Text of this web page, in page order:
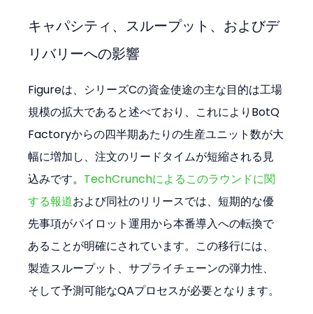
キャパシティ、スループット、およびデ
リバリーへの影響
Figureは、シリーズCの資金使途の主な目的は工場
規模の拡大であると述べており、これによりBotQ
Factoryからの四半期あたりの生産ユニット数が大
幅に増加し、注文のリードタイムが短縮される見
込みです。 TechCrunchによるこのラウンドに関
する報道および同社のリリースでは、短期的な優
先事項がパイロット運用から本番導入への転換で
あることが明確にされています。この移行には、
製造スループット、サプライチェーンの弾力性、
そして予測可能なQAプロセスが必要となります。